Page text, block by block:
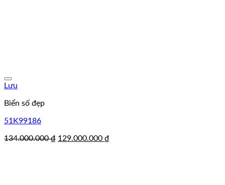
Lưu
Biển số đẹp
51K99186
134.000.000₫ Giá
129.000.000 ₫